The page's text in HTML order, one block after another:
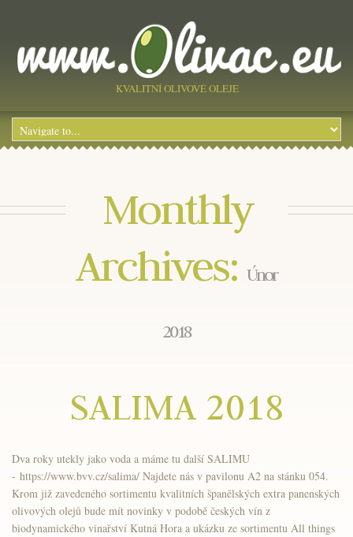
KVALITNÍ OLIVOVÉ OLEJE
Monthly
Archives: Únor
2018
SALIMA 2018
Dva roky utekly jako voda a máme tu další SALIMU
- https://www.bvv.cz/salima/ Najdete nás v pavilonu A2 na stánku 054.
Krom již zavedeného sortimentu kvalitních španělských extra panenských
olivových olejů bude mít novinky v podobě českých vín z
biodynamického vinařství Kutná Hora a ukázku ze sortimentu All things